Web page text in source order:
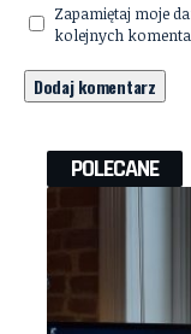
Zapamiętaj moje
kolejnych
POLECANE